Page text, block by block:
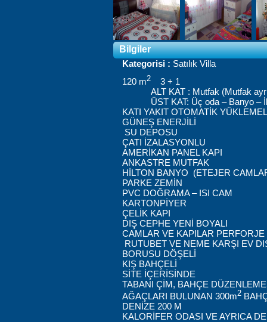
Bilgiler
Kategorisi : Satılık Villa
120 m2
3 + 1
ALT KAT : Mutfak (Mutfak
ÜST KAT: Üç oda – Banyo –
KATI YAKIT OTOMATİK
GÜNEŞ ENERJİLİ
SU DEPOSU
ÇATI İZALASYONLU
AMERİKAN PANEL KAPI
ANKASTRE MUTFAK
HİLTON BANYO (ETEJER
PARKE ZEMİN
PVC DOĞRAMA– ISI CAM
KARTONPİYER
ÇELİK KAPI
DIŞ CEPHE YENİ BOYALI
CAMLAR VE KAPILAR PERFORJE
RUTUBET VE NEME KARŞI EV
BORUSU DÖŞELİ
KIŞ BAHÇELİ
SİTE İÇERİSİNDE
TABANI ÇİM, BAHÇE
AĞAÇLARI BULUNAN 300m2
DENİZE 200 M
KALORİFER ODASI VE AYRICA